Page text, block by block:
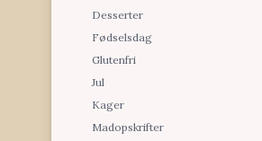
Desserter
Fødselsdag
Glutenfri
Jul
Kager
Madopskrifter